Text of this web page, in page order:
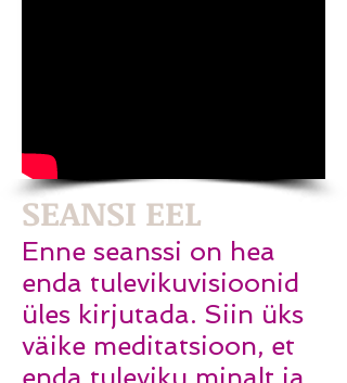
SEANSI EEL
Enne seanssi on hea
enda tulevikuvisioonid
üles kirjutada. Siin üks
väike meditatsioon, et